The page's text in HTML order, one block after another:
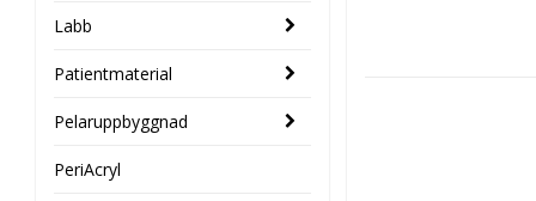
Labb
Patientmaterial
Pelaruppbyggnad
PeriAcryl